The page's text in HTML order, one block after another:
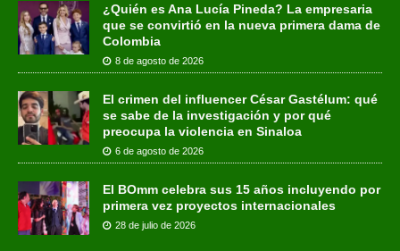
¿Quién es Ana Lucía Pineda? La empresaria
que se convirtió en la nueva primera dama de
Colombia
8 de agosto de 2026
El crimen del influencer César Gastélum: qué
se sabe de la investigación y por qué
preocupa la violencia en Sinaloa
6 de agosto de 2026
El BOmm celebra sus 15 años incluyendo por
primera vez proyectos internacionales
28 de julio de 2026